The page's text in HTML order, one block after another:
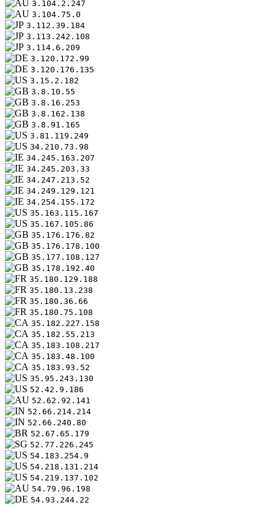
3.104.2.247
3.104.75.0
3.112.39.184
3.113.242.108
3.114.6.209
3.120.172.99
3.120.176.135
3.15.2.182
3.8.10.55
3.8.16.253
3.8.162.138
3.8.91.165
3.81.119.249
34.210.73.98
34.245.163.207
34.245.203.33
34.247.213.52
34.249.129.121
34.254.155.172
35.163.115.167
35.167.105.86
35.176.176.82
35.176.178.100
35.177.108.127
35.178.192.40
35.180.129.188
35.180.13.238
35.180.36.66
35.180.75.108
35.182.227.158
35.182.55.213
35.183.108.217
35.183.48.100
35.183.93.52
35.95.243.130
52.42.9.186
52.62.92.141
52.66.214.214
52.66.240.80
52.67.65.179
52.77.226.245
54.183.254.9
54.218.131.214
54.219.137.102
54.79.96.198
54.93.244.22